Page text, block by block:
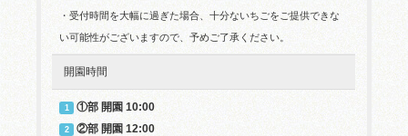
・受付時間を大幅に過ぎた場合、十分ないちごをご提供できな
い可能性がございますので、予めご了承ください。
開園時間
1 ①部 開園 10:00
2 ②部 開園 12:00